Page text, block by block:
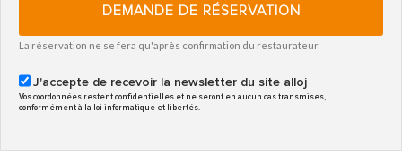
DEMANDE DE RÉSERVATION
La réservation ne se fera qu'après confirmation du restaurateur
J'accepte de recevoir la newsletter du site alloj
Vos coordonnées restent confidentielles et ne seront en aucun cas transmises,
conformément à la loi informatique et libertés.